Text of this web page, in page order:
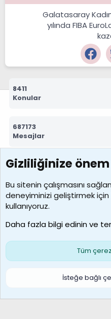
Galatasaray
yılında FIBA
8411
Konular
687173
Mesajlar
7388
Kullanıcılar
borabekirogluu
Son üye
Çerezler
Gizliliğinize
Bu sitenin çalışmasını
deneyiminizi geliştirmek
kullanıyoruz.
Daha fazla bilgi edinin ve
Tüm
İsteğe bağlı